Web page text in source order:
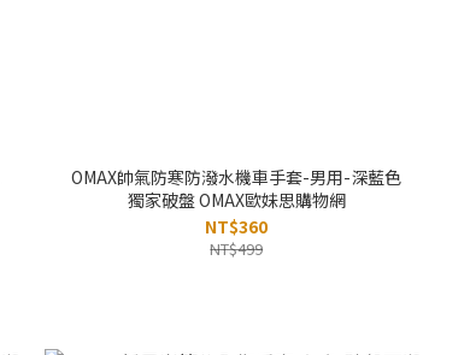
OMAX帥氣防寒防潑水機車手套-男用-深藍色
獨家破盤 OMAX歐妹思購物網
NT$360
NT$499